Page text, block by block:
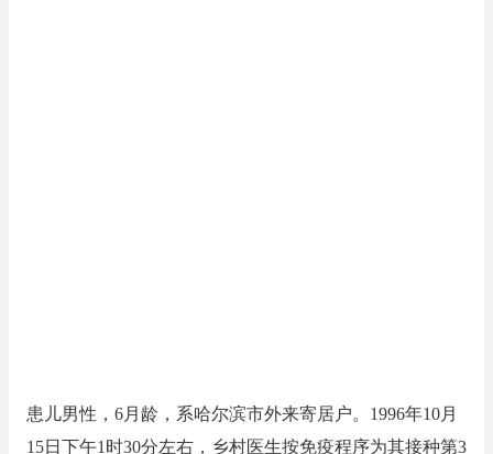
患儿男性，6月龄，系哈尔滨市外来寄居户。1996年10月
15日下午1时30分左右，乡村医生按免疫程序为其接种第3